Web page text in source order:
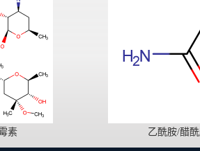
素 乙酰胺/醋